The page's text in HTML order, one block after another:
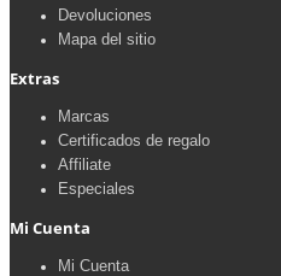
Devoluciones
Mapa del sitio
Extras
Marcas
Certificados de regalo
Affiliate
Especiales
Mi Cuenta
Mi Cuenta